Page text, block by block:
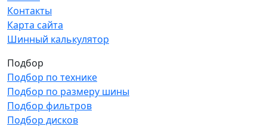
Контакты
Карта сайта
Шинный калькулятор
Подбор
Подбор по технике
Подбор по размеру шины
Подбор фильтров
Подбор дисков